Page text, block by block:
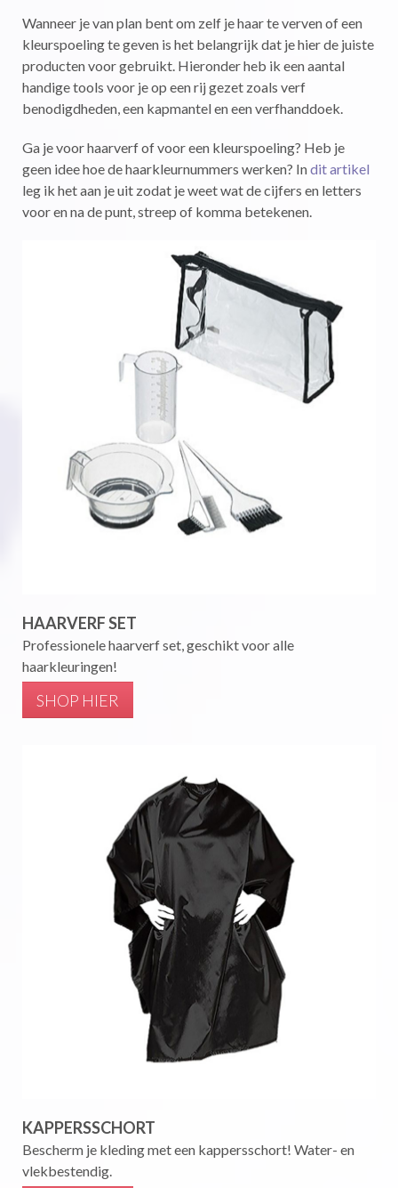
Wanneer je van plan bent om zelf je haar te verven of een
kleurspoeling te geven is het belangrijk dat je hier de juiste
producten voor gebruikt. Hieronder heb ik een aantal
handige tools voor je op een rij gezet zoals verf
benodigdheden, een kapmantel en een verfhanddoek.
Ga je voor haarverf of voor een kleurspoeling? Heb je
geen idee hoe de haarkleurnummers werken? Indit artikel
leg ik het aan je uit zodat je weet wat de cijfers en letters
voor en na de punt, streep of komma betekenen.
HAARVERF SET
Professionele haarverf set, geschikt voor alle
haarkleuringen!
SHOP HIER
KAPPERSSCHORT
Bescherm je kleding met een kappersschort! Water- en
vlekbestendig.